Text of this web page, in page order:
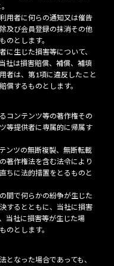
用者に何らの通知又は催告
及び会員登録の抹消その他
のとします。
に生じた損害等について、
社は損害賠償、補償、補填
者は、第1項に違反したこと
償するものとします。
コンテンツ等の著作権その
等提供者に専属的に帰属す
ンツの無断複製、無断転載
著作権法を含む法令により
ちに法的措置をとるものと
間で何らかの紛争が生じた
するとともに、当社に損害
当社に損害等が生じた場
のとします。
なった場合であっても、